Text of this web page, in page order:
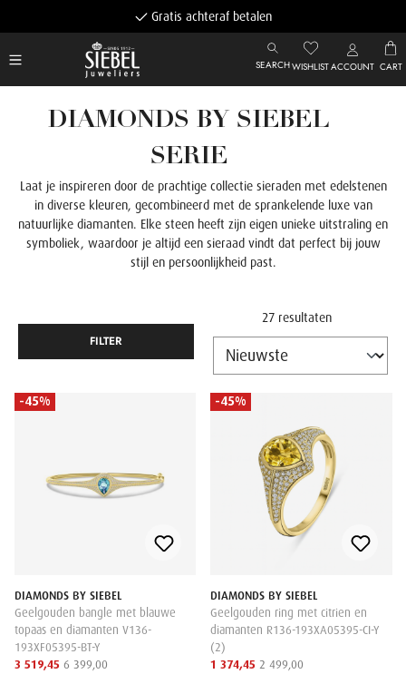
Gratis achteraf betalen
SEARCHWISHLISTACCOUNT CART
DIAMONDS BY SIEBEL
SERIE
Laat je inspireren door de prachtige collectie sieraden met edelstenen
in diverse kleuren, gecombineerd met de sprankelende luxe van
natuurlijke diamanten. Elke steen heeft zijn eigen unieke uitstraling en
symboliek, waardoor je altijd een sieraad vindt dat perfect bij jouw
stijl en persoonlijkheid past.
FILTER
27 resultaten
-45%
DIAMONDS BY SIEBEL
Geelgouden bangle met blauwe
topaas en diamanten V136-
193XF05395-BT-Y
3 519,45 6 399,00
-45%
DIAMONDS BY SIEBEL
Geelgouden ring met citrien en
diamanten R136-193XA05395-CI-Y
(2)
1 374,45 2 499,00